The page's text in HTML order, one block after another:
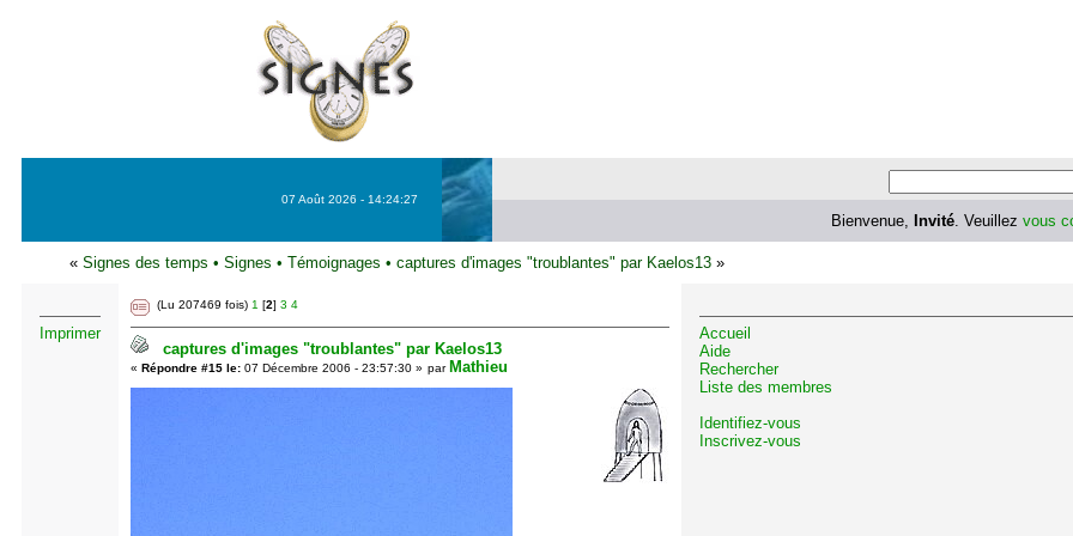
07 Août 2026 - 14:24:27
Bienvenue, Invité. Veuillez vous
« Signes des temps • Signes • Témoignages • captures d'images "troublantes" par Kaelos13 »
Imprimer
(Lu 207469 fois) 1 [2] 3 4
captures d'images "troublantes" par Kaelos13
« Répondre #15 le:07 Décembre 2006 - 23:57:30 » par Mathieu
Accueil
Aide
Rechercher
Liste des membres
Identifiez-vous
Inscrivez-vous